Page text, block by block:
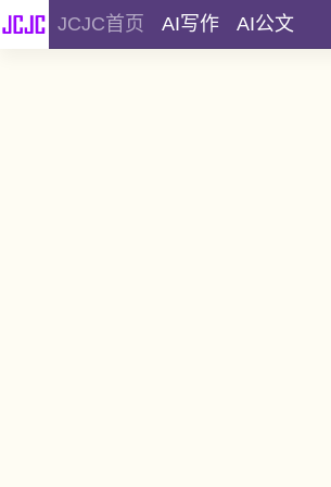
JCJC首页 AI写作 AI公文